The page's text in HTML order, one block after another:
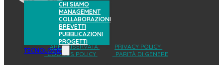
CHI SIAMO
MANAGEMENT
COLLABORAZIONI
BREVETTI
PUBBLICAZIONI
PROGETTI
TECNOLOGIE
AREA RISERVATA
PRIVACY POLICY
COOKIES POLICY
PARITÀ DI GENERE